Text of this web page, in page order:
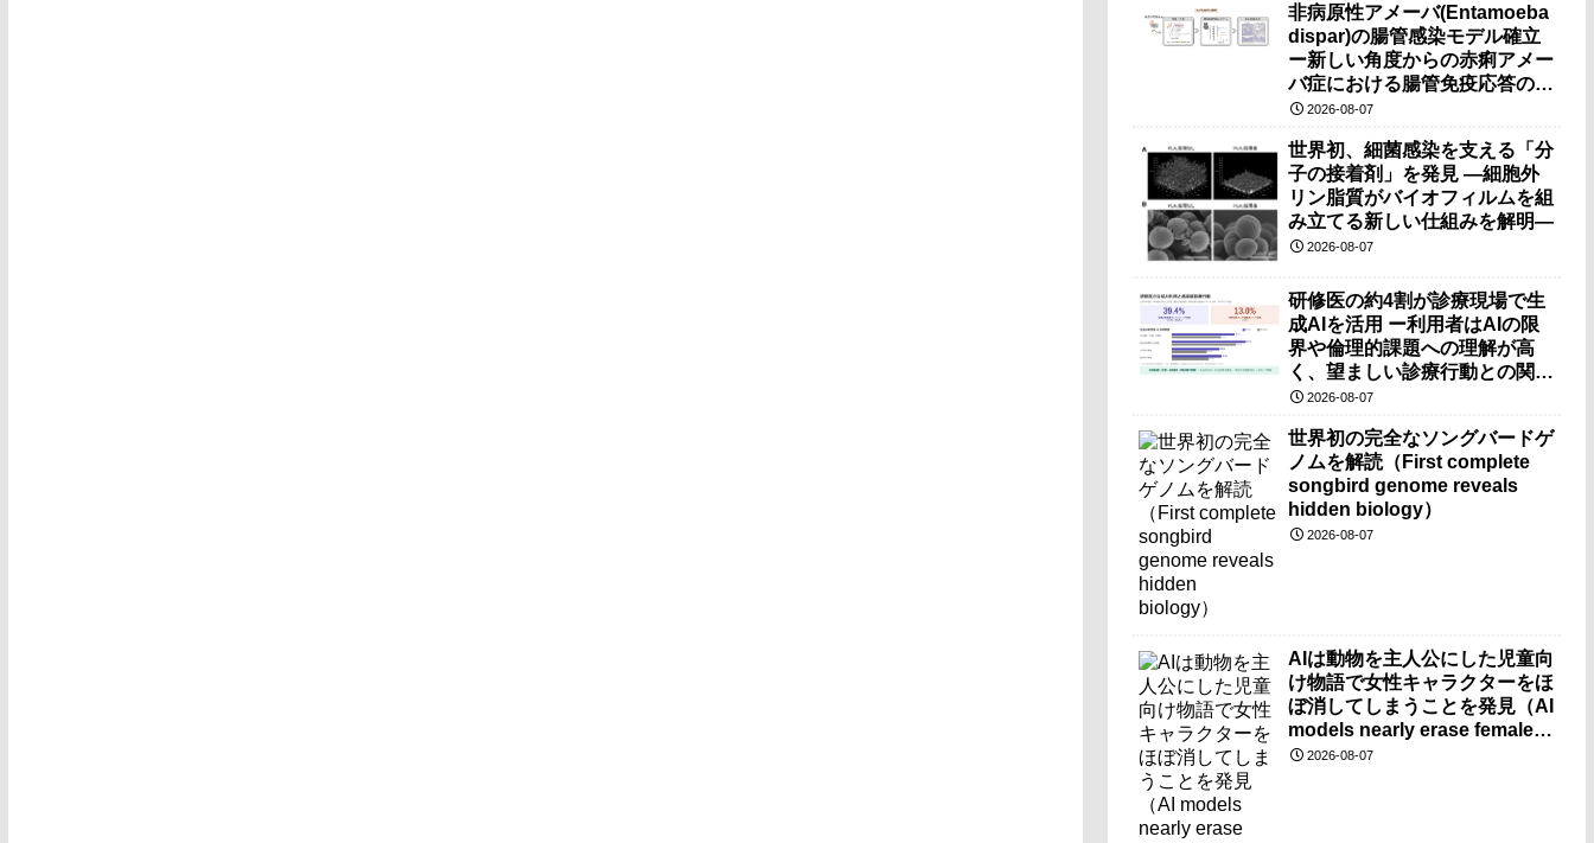
非病原性アメーバ(Entamoeba
dispar)の腸管感染モデル確立
ー新しい角度からの赤痢アメー
バ症における腸管免疫応答の理
解に期待ー
2026-08-07
世界初、細菌感染を支える「分
子の接着剤」を発見 ―細胞外
リン脂質がバイオフィルムを組
み立てる新しい仕組みを解明―
2026-08-07
研修医の約4割が診療現場で生
成AIを活用 ー利用者はAIの限
界や倫理的課題への理解が高
く、望ましい診療行動との関連
も確認ー
2026-08-07
世界初の完全なソングバードゲ
ノムを解読（First complete
songbird genome reveals
hidden biology）
2026-08-07
AIは動物を主人公にした児童向
け物語で女性キャラクターをほ
ぼ消してしまうことを発見（AI
models nearly erase female
characters when they write
2026-08-07